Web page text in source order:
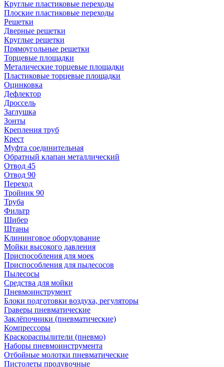
Круглые пластиковые переходы
Плоские пластиковые переходы
Решетки
Дверные решетки
Круглые решетки
Прямоугольные решетки
Торцевые площадки
Металические торцевые площадки
Пластиковые торцевые площадки
Оцинковка
Дефлектор
Дроссель
Заглушка
Зонты
Крепления труб
Крест
Муфта соединительная
Обратный клапан металлический
Отвод 45
Отвод 90
Переход
Тройник 90
Труба
Фильтр
Шибер
Штаны
Клининговое оборудование
Мойки высокого давления
Приспособления для моек
Приспособления для пылесосов
Пылесосы
Средства для мойки
Пневмоинструмент
Блоки подготовки воздуха, регуляторы
Граверы пневматические
Заклёпочники (пневматические)
Компрессоры
Краскораспылители (пневмо)
Наборы пневмоинструмента
Отбойные молотки пневматические
Пистолеты продувочные